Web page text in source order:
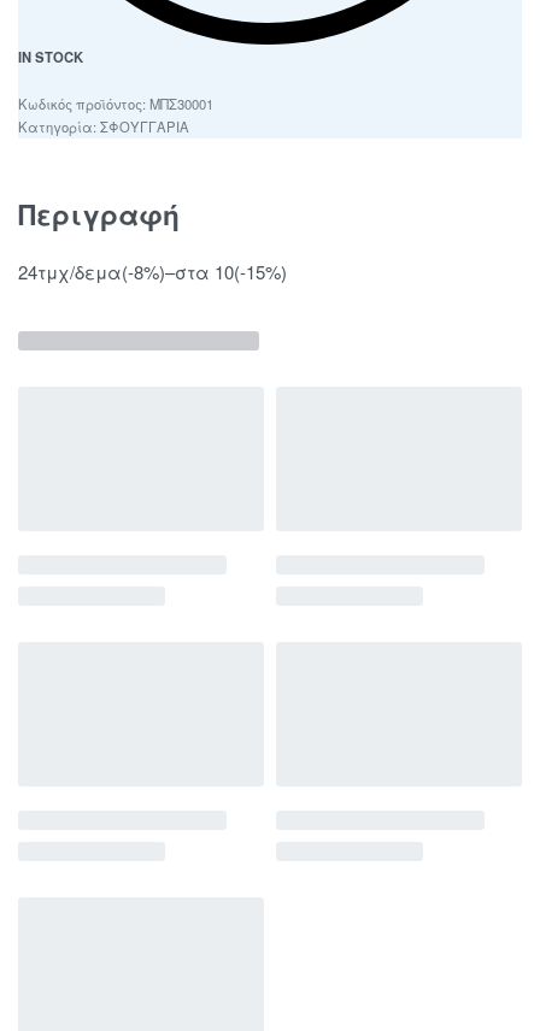
IN STOCK
ΜΠΣ30001
Κατηγορία: ΣΦΟΥΓΓΑΡΙΑ
Περιγραφή
24τμχ/δεμα(-8%)–στα 10(-15%)